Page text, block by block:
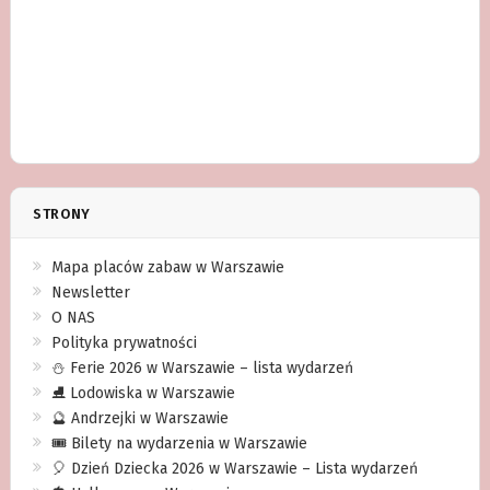
STRONY
Mapa placów zabaw w Warszawie
Newsletter
O NAS
Polityka prywatności
⛄️ Ferie 2026 w Warszawie – lista wydarzeń
⛸ Lodowiska w Warszawie
🔮 Andrzejki w Warszawie
🎟️ Bilety na wydarzenia w Warszawie
🎈 Dzień Dziecka 2026 w Warszawie – Lista wydarzeń